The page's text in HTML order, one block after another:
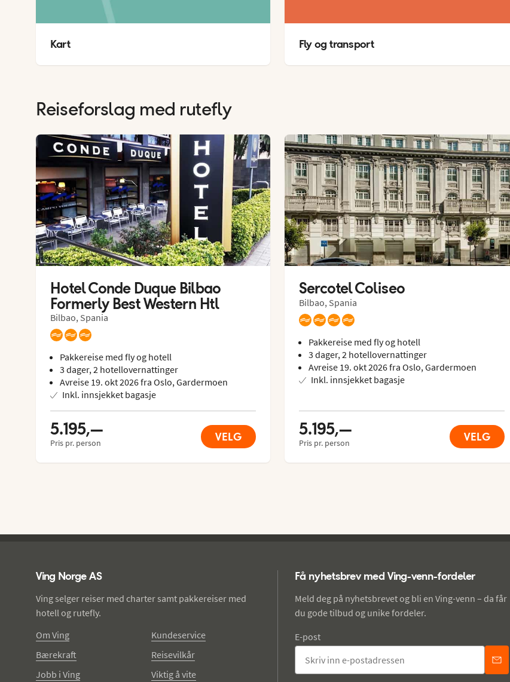
Kart Fly og transport
Reiseforslag med rutefly
Hotel Conde Duque Bilbao
Formerly Best Western Htl
Bilbao, Spania
Pakkereise med fly og hotell
3 dager, 2 hotellovernattinger
Avreise 19. okt 2026 fra Oslo, Gardermoen
Inkl. innsjekket bagasje
5.195,—
Pris pr. person VELG
Sercotel Coliseo
Bilbao, Spania
Pakkereise med fly og hotell
3 dager, 2 hotellovernattinger
Avreise 19. okt 2026 fra Oslo, Gardermoen
Inkl. innsjekket bagasje
5.195,—
Pris pr. person VELG
Ving Norge AS
Ving selger reiser med charter samt pakkereiser med
hotell og rutefly.
Om Ving
Bærekraft
Jobb i Ving
Kundeservice
Reisevilkår
Viktig å vite
Få nyhetsbrev med Ving-venn-fordeler
Meld deg på nyhetsbrevet og bli en Ving-venn – da får
du gode tilbud og unike fordeler.
E-post